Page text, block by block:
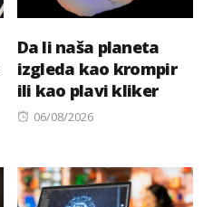
Da li naša planeta
izgleda kao krompir
ili kao plavi kliker
Posted
06/08/2026